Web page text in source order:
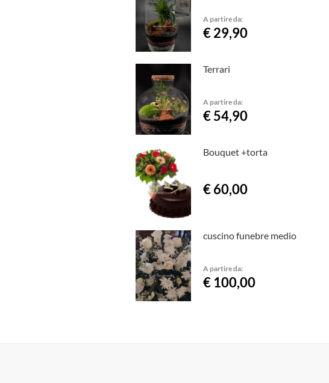
A partire da:
€ 29,90
Terrari
A partire da:
€ 54,90
Bouquet +torta
€ 60,00
cuscino funebre medio
A partire da:
€ 100,00